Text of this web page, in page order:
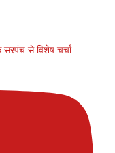
सरपंच से विशेष चर्चा